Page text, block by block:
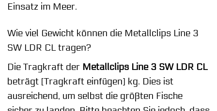
Einsatz im Meer.
Wie viel Gewicht können die Metallclips Line 3
SW LDR CL tragen?
Die Tragkraft der Metallclips Line 3 SW LDR CL
beträgt [Tragkraft einfügen] kg. Dies ist
ausreichend, um selbst die größten Fische